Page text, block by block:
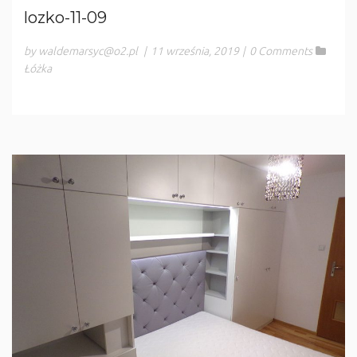
lozko-11-09
by waldemarsyc@o2.pl | 11 września, 2019 | 0 Comments
Łóżka